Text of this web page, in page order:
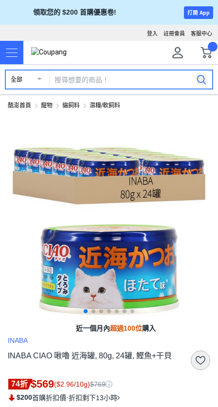
領取您的 $200 首購優惠卷! 打開 App
客服中心
註冊會員
登入
全部
酷澎首頁 寵物 貓飼料 濕糧/軟飼料
近一個月內超過100位購入
INABA
INABA CIAO 啾嚕 近海罐, 80g, 24罐, 鰹魚+干貝
74折 $569($2.96/10g)$769
$200首購折扣價·折扣剩下13小時